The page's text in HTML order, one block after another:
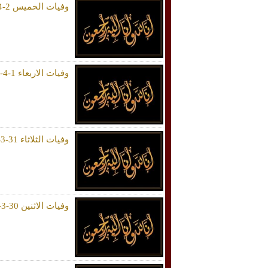
وفيات الخميس 2-4-2026
وفيات الاربعاء 1-4-2026
وفيات الثلاثاء 31-3-2026
وفيات الاثنين 30-3-2026